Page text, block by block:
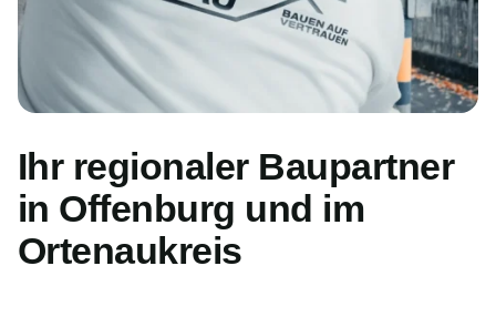
Ihr regionaler Baupartner
in Offenburg und im
Ortenaukreis